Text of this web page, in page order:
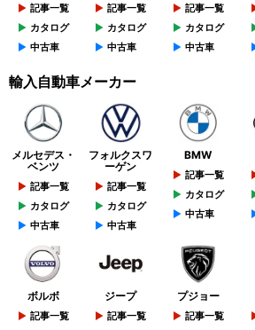
記事一覧
カタログ
中古車
記事一覧
カタログ
中古車
記事一覧
カタログ
中古車
輸入自動車メーカー
メルセデス・
ベンツ
記事一覧
カタログ
中古車
フォルクスワ
ーゲン
記事一覧
カタログ
中古車
BMW
記事一覧
カタログ
中古車
ボルボ
記事一覧
ジープ
記事一覧
プジョー
記事一覧